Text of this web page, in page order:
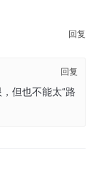
回复
但也不能太“路
回复